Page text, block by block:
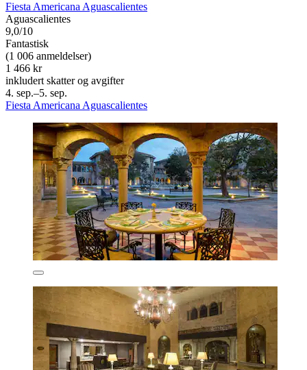
Fiesta Americana Aguascalientes
Aguascalientes
9,0/10
Fantastisk
(1 006 anmeldelser)
1 466 kr
inkludert skatter og avgifter
4. sep.–5. sep.
Fiesta Americana Aguascalientes